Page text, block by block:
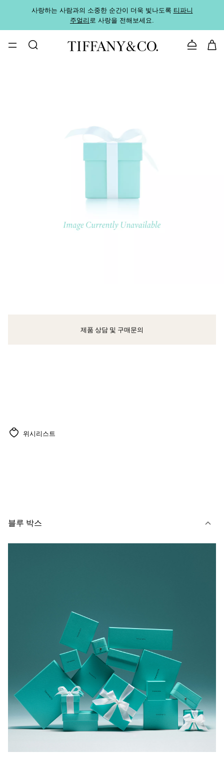
사랑하는 사람과의 소중한 순간이 더욱 빛나도록 티파니
주얼리로 사랑을 전해보세요.
문의하기
클라이언트 어드바이저에게 문의하거나 예약하세요
제품 상담 및 구매문의
위시리스트
블루 박스